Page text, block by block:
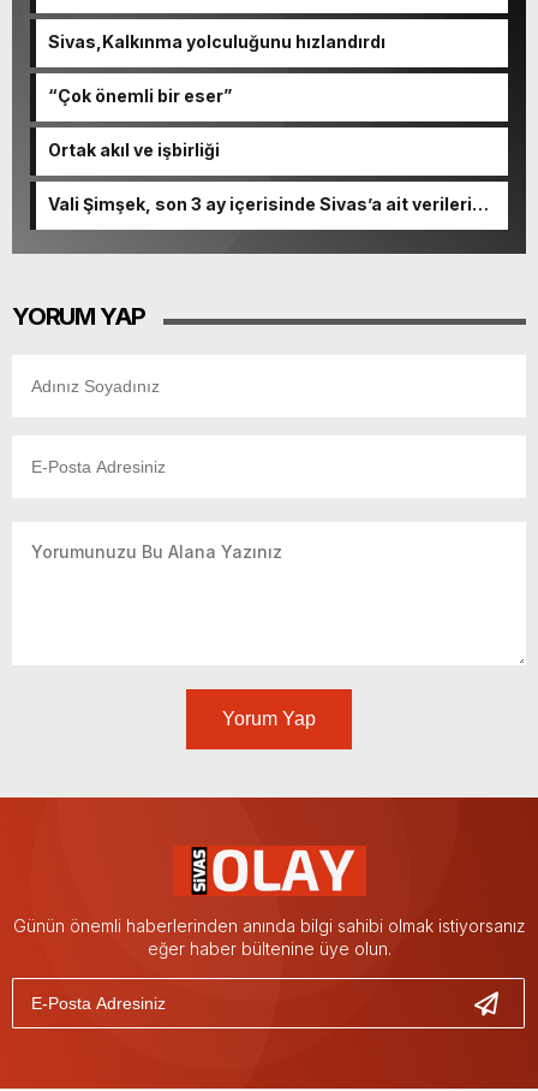
Sivas,Kalkınma yolculuğunu hızlandırdı
“Çok önemli bir eser”
Ortak akıl ve işbirliği
Vali Şimşek, son 3 ay içerisinde Sivas’a ait verileri
YORUM YAP
Yorum Yap
Günün önemli haberlerinden anında bilgi sahibi olmak istiyorsanız
eğer haber bültenine üye olun.